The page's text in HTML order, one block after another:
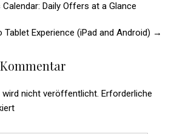
Calendar: Daily Offers at a Glance
Tablet Experience (iPad and Android) →
wird nicht veröffentlicht. Erforderliche